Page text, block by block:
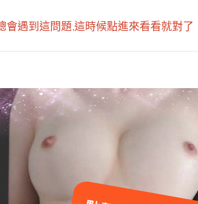
遇到這問題,這時候點進來看看就對了